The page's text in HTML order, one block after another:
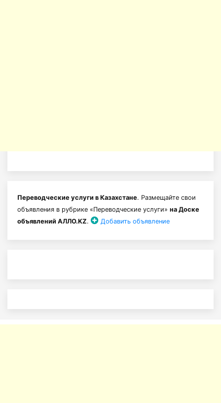
Переводческие услуги в Казахстане. Размещайте свои
объявления в рубрике «Переводческие услуги» на Доске
объявлений АЛЛО.KZ. Добавить объявление